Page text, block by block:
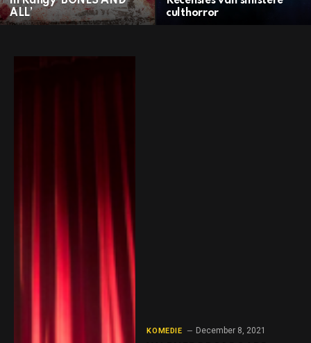
ALL’
culthorror
KOMEDIE December 8, 2021